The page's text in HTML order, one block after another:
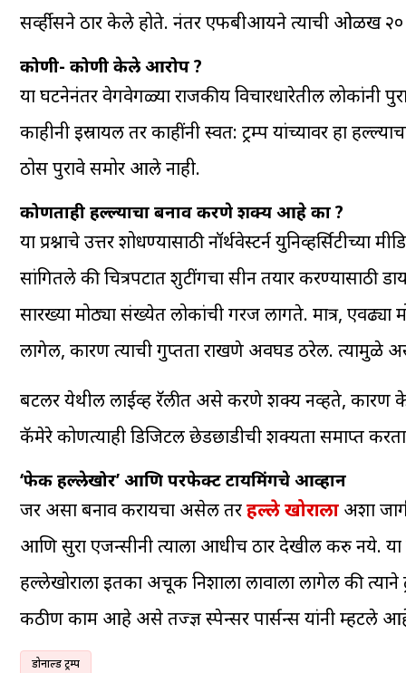
सर्व्हीसने ठार केले होते. नंतर एफबीआयने त्याची ओळख २०
कोणी- कोणी केले आरोप ?
या घटनेनंतर वेगवेगळ्या राजकीय विचारधारेतील लोकांनी
काहीनी इस्रायल तर काहींनी स्वत: ट्रम्प यांच्यावर हा
ठोस पुरावे समोर आले नाही.
कोणताही हल्ल्याचा बनाव करणे शक्य आहे का ?
या प्रश्नाचे उत्तर शोधण्यासाठी नॉर्थवेस्टर्न
सांगितले की चित्रपटात शुटींगचा सीन तयार
सारख्या मोठ्या संख्येत लोकांची गरज लागते. मात्र,
लागेल, कारण त्याची गुप्तता राखणे अवघड ठरेल. त्यामुळे
बटलर येथील लाईव्ह रॅलीत असे करणे शक्य नव्हते, कारण
कॅमेरे कोणत्याही डिजिटल छेडछाडीची शक्यता समाप्त
‘फेक हल्लेखोर’ आणि परफेक्ट टायमिंगचे आव्हान
जर असा बनाव करायचा असेल तरहल्ले खोराला अशा
आणि सुरक्षा एजन्सीनी त्याला आधीच ठार देखील करु
हल्लेखोराला इतका अचूक निशाला लावाला लागेल की
कठीण काम आहे असे तज्ज्ञ स्पेन्सर पार्सन्स यांनी म्हटले
डोनाल्ड ट्रम्प